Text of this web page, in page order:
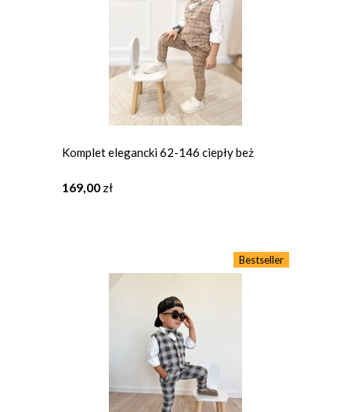
Komplet elegancki 62-146 ciepły beż
169,00 zł
Bestseller